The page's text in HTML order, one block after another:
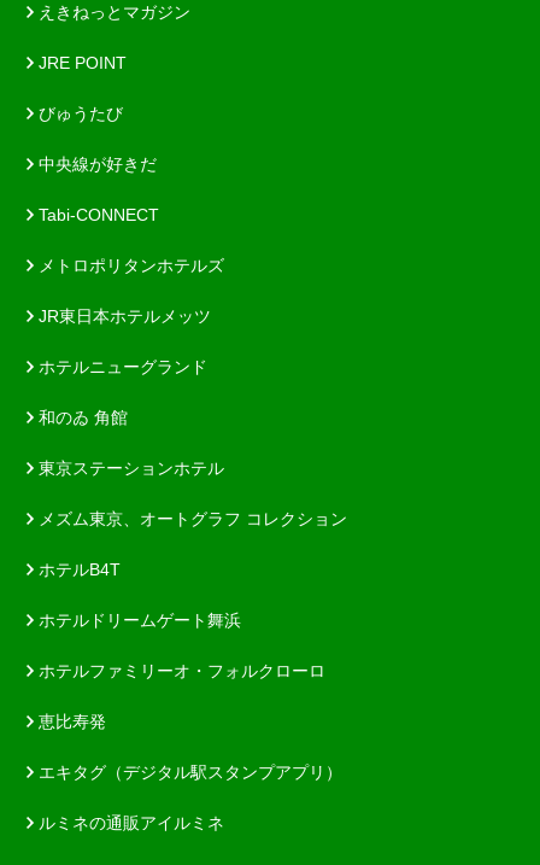
えきねっとマガジン
JRE POINT
びゅうたび
中央線が好きだ
Tabi-CONNECT
メトロポリタンホテルズ
JR東日本ホテルメッツ
ホテルニューグランド
和のゐ 角館
東京ステーションホテル
メズム東京、オートグラフ コレクション
ホテルB4T
ホテルドリームゲート舞浜
ホテルファミリーオ・フォルクローロ
恵比寿発
エキタグ（デジタル駅スタンプアプリ）
ルミネの通販アイルミネ